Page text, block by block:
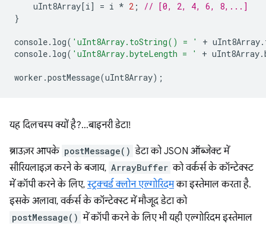
uInt8Array[i] = i * 2 ;
// [0, 2, 4, 6, 8,...]
}
console. log( 'uInt8Array.toString() = ' + uInt8Array.
console. log( 'uInt8Array.byteLength = ' + uInt8Array.
worker .postMessage(uInt8Array);
यह दिलचस्प क्यों है?...बाइनरी डेटा!
ब्राउज़र आपके postMessage() डेटा को JSON ऑब्जेक्ट में
सीरियलाइज़ करने के बजाय, ArrayBuffer को वर्कर्स के कॉन्टेक्स्ट
में कॉपी करने के लिए, स्ट्रक्चर्ड क्लोन एल्गोरिदमका इस्तेमाल करता है.
इसके अलावा, वर्कर्स के कॉन्टेक्स्ट में मौजूद डेटा को
postMessage() में कॉपी करने के लिए भी यही एल्गोरिदम इस्तेमाल